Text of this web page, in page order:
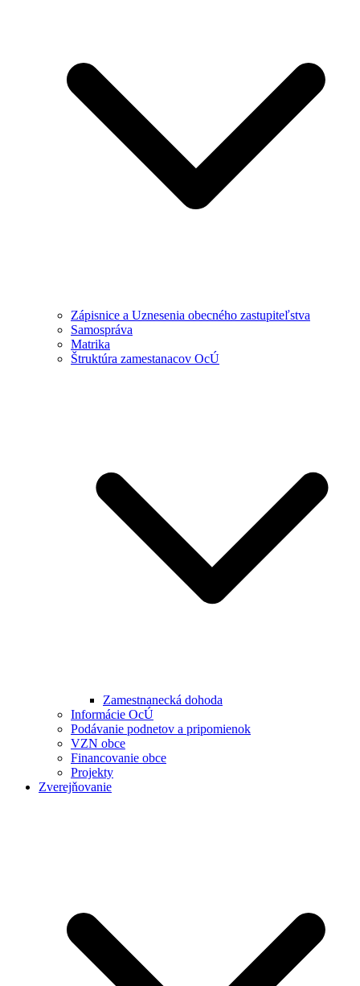
Zápisnice a Uznesenia obecného zastupiteľstva
Samospráva
Matrika
Štruktúra zamestanacov OcÚ
Zamestnanecká dohoda
Informácie OcÚ
Podávanie podnetov a pripomienok
VZN obce
Financovanie obce
Projekty
Zverejňovanie